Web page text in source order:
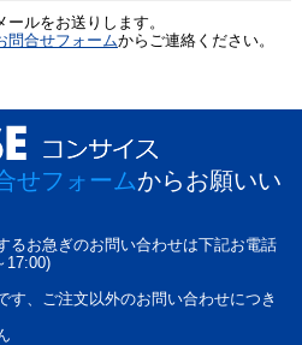
ルをお送りします。
問合せフォームからご連絡ください。
せフォームからお願いい
るお急ぎのお問い合わせは下記お電話
17:00)
、ご注文以外のお問い合わせにつき